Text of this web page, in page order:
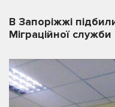
В Запоріжжі
Міграційної служби